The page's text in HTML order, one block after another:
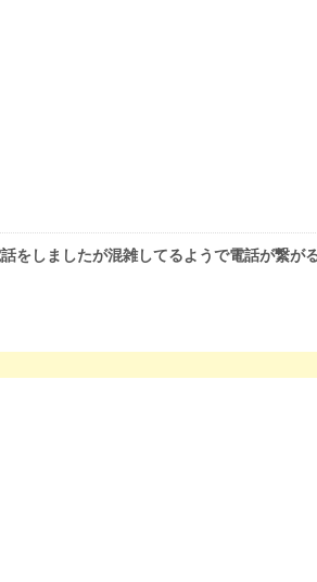
をしましたが混雑してるようで電話が繋